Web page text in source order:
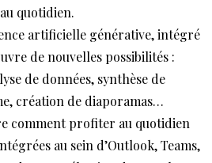
quotidien.
artificielle générative, intégré
de nouvelles possibilités :
de données, synthèse de
création de diaporamas…
comment profiter au quotidien
au sein d’Outlook, Teams,